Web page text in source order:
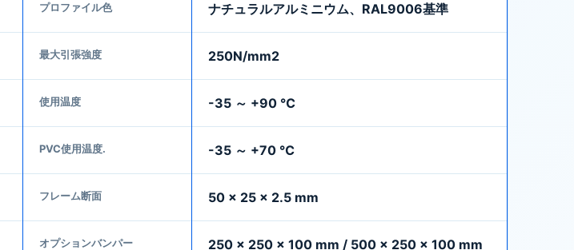
プロファイル色 ナチュラルアルミニウム、RAL9006基準
最大引張強度 250N/mm2
使用温度 -35 ～ +90 ℃
PVC使用温度. -35 ～ +70 ℃
フレーム断面 50 x 25 x 2.5 mm
オプションバンパー 250 x 250 x 100 mm / 500 x 250 x 100 mm